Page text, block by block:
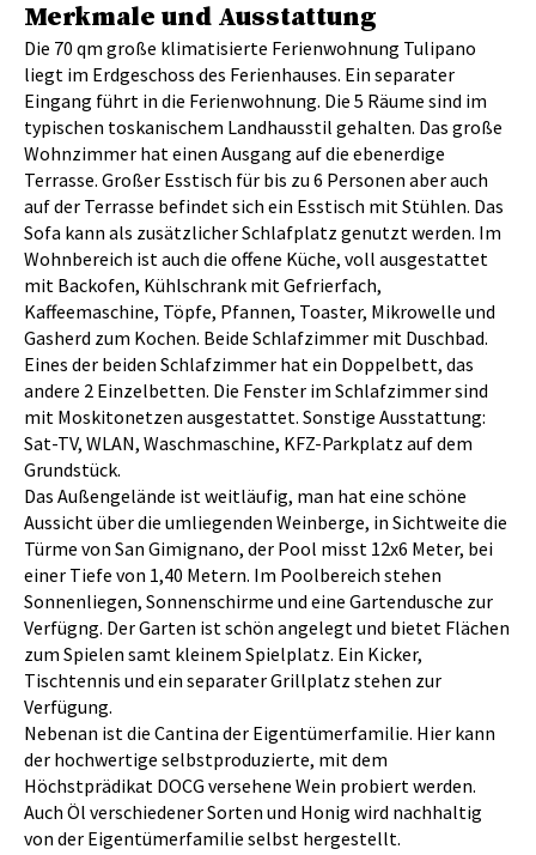
Merkmale und Ausstattung
Die 70 qm große klimatisierte Ferienwohnung Tulipano
liegt im Erdgeschoss des Ferienhauses. Ein separater
Eingang führt in die Ferienwohnung. Die 5 Räume sind im
typischen toskanischem Landhausstil gehalten. Das große
Wohnzimmer hat einen Ausgang auf die ebenerdige
Terrasse. Großer Esstisch für bis zu 6 Personen aber auch
auf der Terrasse befindet sich ein Esstisch mit Stühlen. Das
Sofa kann als zusätzlicher Schlafplatz genutzt werden. Im
Wohnbereich ist auch die offene Küche, voll ausgestattet
mit Backofen, Kühlschrank mit Gefrierfach,
Kaffeemaschine, Töpfe, Pfannen, Toaster, Mikrowelle und
Gasherd zum Kochen. Beide Schlafzimmer mit Duschbad.
Eines der beiden Schlafzimmer hat ein Doppelbett, das
andere 2 Einzelbetten. Die Fenster im Schlafzimmer sind
mit Moskitonetzen ausgestattet. Sonstige Ausstattung:
Sat-TV, WLAN, Waschmaschine, KFZ-Parkplatz auf dem
Grundstück.
Das Außengelände ist weitläufig, man hat eine schöne
Aussicht über die umliegenden Weinberge, in Sichtweite die
Türme von San Gimignano, der Pool misst 12x6 Meter, bei
einer Tiefe von 1,40 Metern. Im Poolbereich stehen
Sonnenliegen, Sonnenschirme und eine Gartendusche zur
Verfügng. Der Garten ist schön angelegt und bietet Flächen
zum Spielen samt kleinem Spielplatz. Ein Kicker,
Tischtennis und ein separater Grillplatz stehen zur
Verfügung.
Nebenan ist die Cantina der Eigentümerfamilie. Hier kann
der hochwertige selbstproduzierte, mit dem
Höchstprädikat DOCG versehene Wein probiert werden.
Auch Öl verschiedener Sorten und Honig wird nachhaltig
von der Eigentümerfamilie selbst hergestellt.